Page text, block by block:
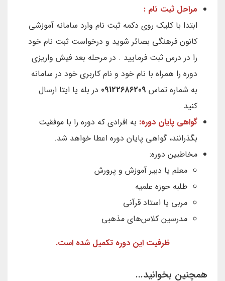
مراحل ثبت نام :
ابتدا با کلیک روی دکمه ثبت نام وارد سامانه آموزشی
کانون فرهنگی بصائر شوید و درخواست ثبت نام خود
را در درس ثبت فرمایید . در مرحله بعد فیش واریزی
دوره را همراه با نام خود و نام کاربری خود در سامانه
به شماره تماس 09122686209 در بله یا ایتا ارسال
کنید .
گواهی پایان دوره: به افرادی که دوره را با موفقیت
بگذرانند، گواهی پایان دوره اعطا خواهد شد.
مخاطبین دوره:
معلم یا دبیر آموزش و پرورش
طلبه حوزه علمیه
مربی یا استاد قرآنی
مدرسین کلاس‌های مذهبی
ظرفیت این دوره تکمیل شده است.
همچنین بخوانید...